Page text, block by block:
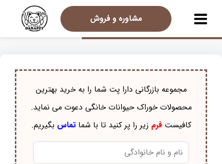
مشاوره و فروش
مجموعه بازرگانی دارا پت شما را به خرید بهترین
محصولات خوراک حيوانات خانگی دعوت می نماید.
کافیستفرم زیر را پر کنید تا با شماتماس بگیریم.
نام
و